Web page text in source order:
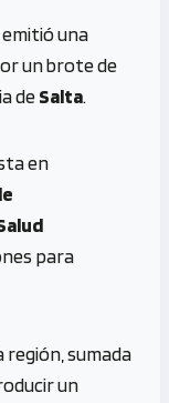
emitió una
un brote de
deSalta.
en
para
región, sumada
un